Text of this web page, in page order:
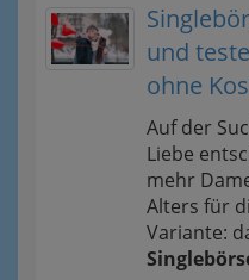
und
ohne
Auf der
Liebe
mehr
Alters für
Variante: